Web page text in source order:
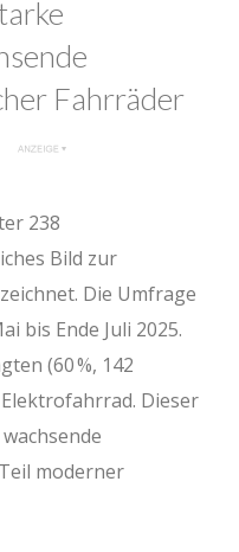
Fahrräder
238
Bild zur
Die Umfrage
bis Ende Juli 2025.
(60 %, 142
Dieser
moderner